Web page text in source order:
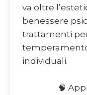
va oltre
benessere
trattamenti
individuali.
🧠